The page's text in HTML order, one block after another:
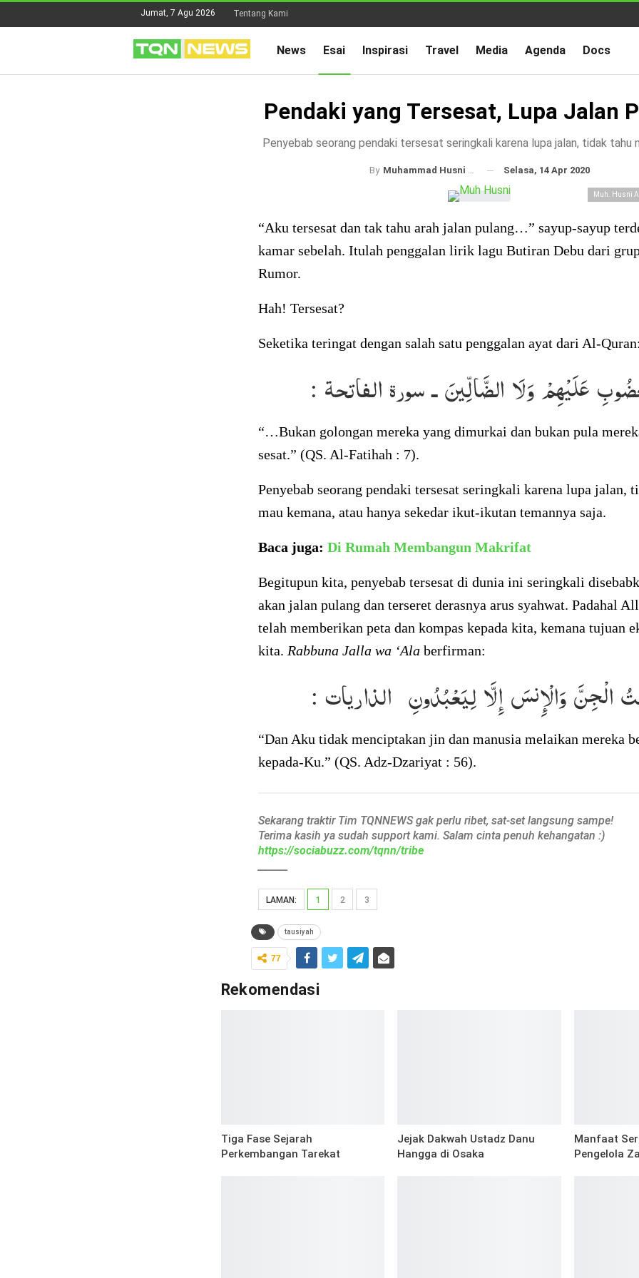
Jumat, 7 Agu 2026 Tentang Kami
News Esai Inspirasi Travel Media Agenda Docs
Pendaki yang Tersesat, Lupa Jalan
Penyebab seorang pendaki tersesat seringkali karena lupa jalan, tidak tahu
By Muhammad Husni AA Selasa, 14 Apr 2020
Muh. Husni
“Aku tersesat dan tak tahu arah jalan pulang…” sayup-sayup
kamar sebelah. Itulah penggalan lirik lagu Butiran Debu dari
Rumor.
Hah! Tersesat?
Seketika teringat dengan salah satu penggalan ayat dari Al-Quran:
عَلَيْهِمْ وَلَا الضَّالِّينَ ـ سورة الفاتحة : ٧
“…Bukan golongan mereka yang dimurkai dan bukan pula
sesat.” (QS. Al-Fatihah : 7).
Penyebab seorang pendaki tersesat seringkali karena lupa jalan,
mau kemana, atau hanya sekedar ikut-ikutan temannya saja.
Baca juga: Di Rumah Membangun Makrifat
Begitupun kita, penyebab tersesat di dunia ini seringkali
akan jalan pulang dan terseret derasnya arus syahwat. Padahal
telah memberikan peta dan kompas kepada kita, kemana tujuan
kita. Rabbuna Jalla wa ‘Ala berfirman:
الْجِنَّ وَالْإِنسَ إِلَّا لِيَعْبُدُونِ (الذاريات : ٥٦)
“Dan Aku tidak menciptakan jin dan manusia melaikan mereka
kepada-Ku.” (QS. Adz-Dzariyat : 56).
Sekarang traktir Tim TQNNEWS gak perlu ribet, sat-set langsung sampe!
Terima kasih ya sudah support kami. Salam cinta penuh kehangatan :)
https://sociabuzz.com/tqnn/tribe
LAMAN: 1 2 3
tausiyah
77
Rekomendasi
Tiga Fase Sejarah
Perkembangan Tarekat
Jejak Dakwah Ustadz Danu
Hangga di Osaka
Manfaat
Pengelola